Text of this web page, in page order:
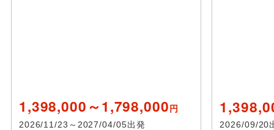
1,398,000～1,798,000円
2026/11/23～2027/04/05出発 2026/09/20